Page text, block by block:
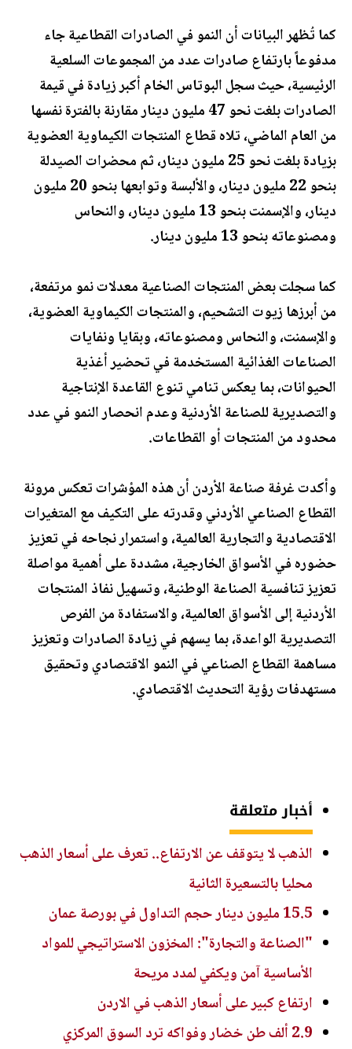
كما تُظهر البيانات أن النمو في الصادرات القطاعية جاء
مدفوعاً بارتفاع صادرات عدد من المجموعات السلعية
الرئيسية، حيث سجل البوتاس الخام أكبر زيادة في قيمة
الصادرات بلغت نحو 47 مليون دينار مقارنة بالفترة نفسها
من العام الماضي، تلاه قطاع المنتجات الكيماوية العضوية
بزيادة بلغت نحو 25 مليون دينار، ثم محضرات الصيدلة
بنحو 22 مليون دينار، والألبسة وتوابعها بنحو 20 مليون
دينار، والإسمنت بنحو 13 مليون دينار، والنحاس
ومصنوعاته بنحو 13 مليون دينار.
كما سجلت بعض المنتجات الصناعية معدلات نمو مرتفعة،
من أبرزها زيوت التشحيم، والمنتجات الكيماوية العضوية،
والإسمنت، والنحاس ومصنوعاته، وبقايا ونفايات
الصناعات الغذائية المستخدمة في تحضير أغذية
الحيوانات، بما يعكس تنامي تنوع القاعدة الإنتاجية
والتصديرية للصناعة الأردنية وعدم انحصار النمو في عدد
محدود من المنتجات أو القطاعات.
وأكدت غرفة صناعة الأردن أن هذه المؤشرات تعكس مرونة
القطاع الصناعي الأردني وقدرته على التكيف مع المتغيرات
الاقتصادية والتجارية العالمية، واستمرار نجاحه في تعزيز
حضوره في الأسواق الخارجية، مشددة على أهمية مواصلة
تعزيز تنافسية الصناعة الوطنية، وتسهيل نفاذ المنتجات
الأردنية إلى الأسواق العالمية، والاستفادة من الفرص
التصديرية الواعدة، بما يسهم في زيادة الصادرات وتعزيز
مساهمة القطاع الصناعي في النمو الاقتصادي وتحقيق
مستهدفات رؤية التحديث الاقتصادي.
أخبار متعلقة
الذهب لا يتوقف عن الارتفاع.. تعرف على أسعار الذهب
محليا بالتسعيرة الثانية
15.5 مليون دينار حجم التداول في بورصة عمان
"الصناعة والتجارة": المخزون الاستراتيجي للمواد
الأساسية آمن ويكفي لمدد مريحة
ارتفاع كبير على أسعار الذهب في الاردن
2.9 ألف طن خضار وفواكه ترد السوق المركزي